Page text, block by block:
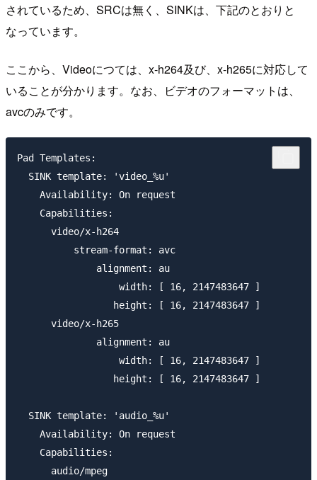
されているため、SRCは無く、SINKは、下記のとおりと
なっています。
ここから、Videoにつては、x-h264及び、x-h265に対応して
いることが分かります。なお、ビデオのフォーマットは、
avcのみです。
Pad Templates:
  SINK template: 'video_%u'
    Availability: On request
    Capabilities:
      video/x-h264
          stream-format: avc
              alignment: au
                  width: [ 16, 2147483647 ]
                 height: [ 16, 2147483647 ]
      video/x-h265
              alignment: au
                  width: [ 16, 2147483647 ]
                 height: [ 16, 2147483647 ]
  SINK template: 'audio_%u'
    Availability: On request
    Capabilities:
      audio/mpeg